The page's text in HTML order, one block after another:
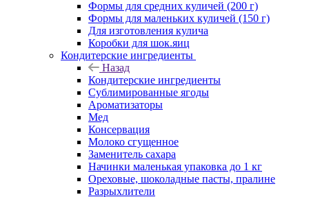
Формы для средних куличей (200 г)
Формы для маленьких куличей (150 г)
Для изготовления кулича
Коробки для шок.яиц
Кондитерские ингредиенты
Назад
Кондитерские ингредиенты
Сублимированные ягоды
Ароматизаторы
Мед
Консервация
Молоко сгущенное
Заменитель сахара
Начинки маленькая упаковка до 1 кг
Ореховые, шоколадные пасты, пралине
Разрыхлители